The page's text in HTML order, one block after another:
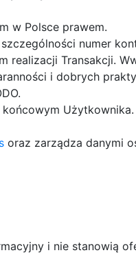
w Polsce prawem.
numer
realizacji Transakcji.
i dobrych
oraz zarządza danymi
i nie stanowią